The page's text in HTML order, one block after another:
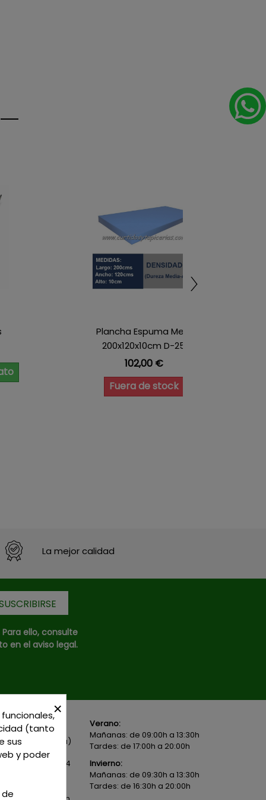
Plancha Espuma Med.
200x120x10cm D-25
Precio
102,00 €
Fuera de stock
La mejor calidad
ello, consulte
en el aviso legal.
1 - 45600
- (España)
02 19
625 654
Verano:
Mañanas: de 09:00h a 13:30h
Tardes: de 17:00h a 20:00h
Invierno:
Mañanas: de 09:30h a 13:30h
Tardes: de 16:30h a 20:00h
×
(tanto
sus
y poder